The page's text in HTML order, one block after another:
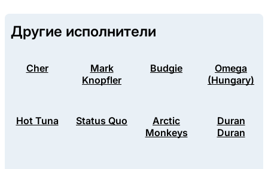
Другие исполнители
Cher
Mark
Knopfler
Budgie
Omega
(Hungary)
Hot Tuna Status Quo
Arctic
Monkeys
Duran
Duran